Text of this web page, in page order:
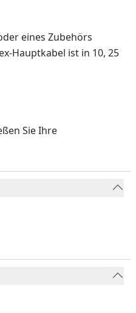
eines Zubehörs
Hauptkabel ist in 10, 25
Sie Ihre